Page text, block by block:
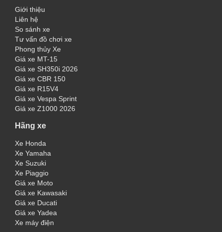
Giới thiệu
Liên hệ
So sánh xe
Tư vấn đồ chơi xe
Phong thủy Xe
Giá xe MT-15
Giá xe SH350i 2026
Giá xe CBR 150
Giá xe R15V4
Giá xe Vespa Sprint
Giá xe Z1000 2026
Hãng xe
Xe Honda
Xe Yamaha
Xe Suzuki
Xe Piaggio
Giá xe Moto
Giá xe Kawasaki
Giá xe Ducati
Giá xe Yadea
Xe máy điện